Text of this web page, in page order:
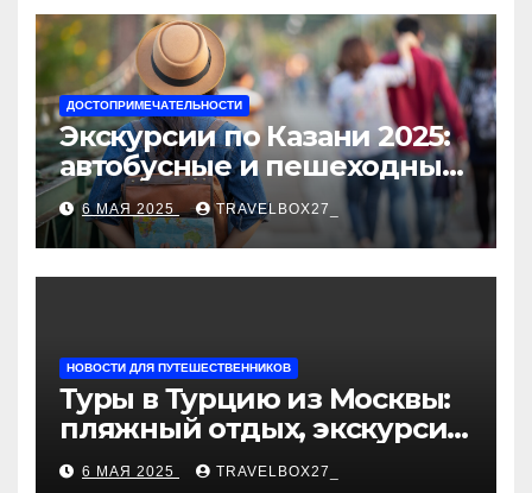
ДОСТОПРИМЕЧАТЕЛЬНОСТИ
Экскурсии по Казани 2025:
автобусные и пешеходные
туры от туроператора
«Казан360»
6 МАЯ 2025 TRAVELBOX27_
НОВОСТИ ДЛЯ ПУТЕШЕСТВЕННИКОВ
Туры в Турцию из Москвы:
пляжный отдых, экскурсии
и лучшие курорты
6 МАЯ 2025 TRAVELBOX27_